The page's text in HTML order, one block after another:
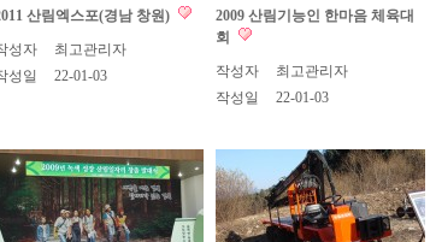
산림엑스포(경남 창원)
성자
최고관리자
성일
22-01-03
2009 산림기능인 한마음 체육대
회
작성자
최고관리자
작성일
22-01-03